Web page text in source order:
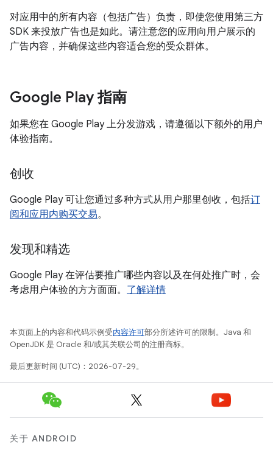
对应用中的所有内容（包括广告）负责，即使您使用第三方
SDK 来投放广告也是如此。请注意您的应用向用户展示的
广告内容，并确保这些内容适合您的受众群体。
Google Play 指南
如果您在 Google Play 上分发游戏，请遵循以下额外的用户
体验指南。
创收
Google Play 可让您通过多种方式从用户那里创收，包括订
阅和应用内购买交易。
发现和精选
Google Play 在评估要推广哪些内容以及在何处推广时，会
考虑用户体验的方方面面。 了解详情
本页面上的内容和代码示例受内容许可部分所述许可的限制。Java 和
OpenJDK 是 Oracle 和/或其关联公司的注册商标。
最后更新时间 (UTC)：2026-07-29。
关于 ANDROID